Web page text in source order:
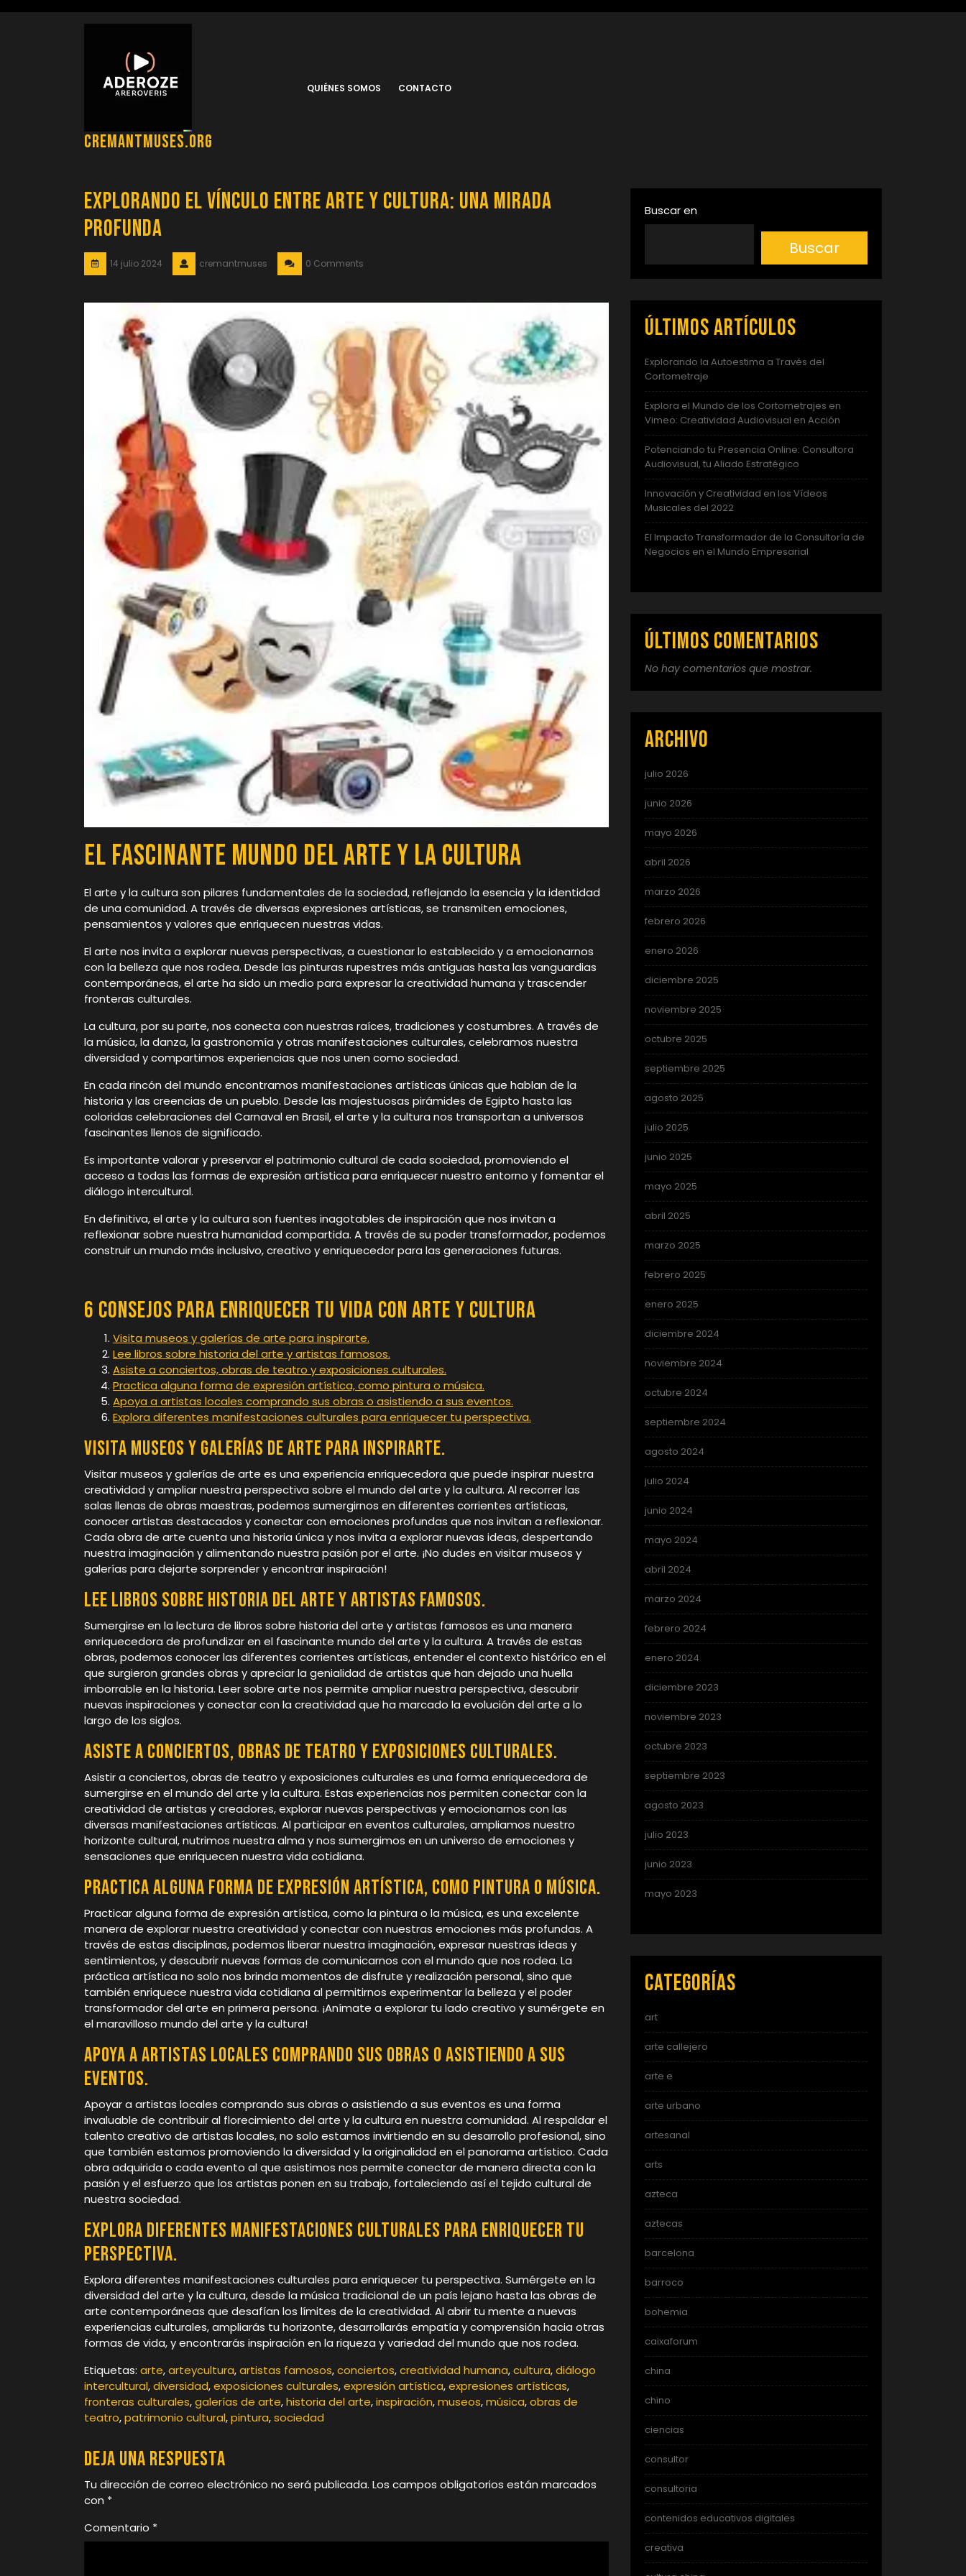
cremantmuses.org
QUIÉNES SOMOS CONTACTO
Explorando el Vínculo entre Arte y Cultura: Una Mirada
Profunda
14 julio 2024 cremantmuses 0 Comments
El Fascinante Mundo del Arte y la Cultura
El arte y la cultura son pilares fundamentales de la sociedad, reflejando la esencia y la identidad
de una comunidad. A través de diversas expresiones artísticas, se transmiten emociones,
pensamientos y valores que enriquecen nuestras vidas.
El arte nos invita a explorar nuevas perspectivas, a cuestionar lo establecido y a emocionarnos
con la belleza que nos rodea. Desde las pinturas rupestres más antiguas hasta las vanguardias
contemporáneas, el arte ha sido un medio para expresar la creatividad humana y trascender
fronteras culturales.
La cultura, por su parte, nos conecta con nuestras raíces, tradiciones y costumbres. A través de
la música, la danza, la gastronomía y otras manifestaciones culturales, celebramos nuestra
diversidad y compartimos experiencias que nos unen como sociedad.
En cada rincón del mundo encontramos manifestaciones artísticas únicas que hablan de la
historia y las creencias de un pueblo. Desde las majestuosas pirámides de Egipto hasta las
coloridas celebraciones del Carnaval en Brasil, el arte y la cultura nos transportan a universos
fascinantes llenos de significado.
Es importante valorar y preservar el patrimonio cultural de cada sociedad, promoviendo el
acceso a todas las formas de expresión artística para enriquecer nuestro entorno y fomentar el
diálogo intercultural.
En definitiva, el arte y la cultura son fuentes inagotables de inspiración que nos invitan a
reflexionar sobre nuestra humanidad compartida. A través de su poder transformador, podemos
construir un mundo más inclusivo, creativo y enriquecedor para las generaciones futuras.
6 Consejos para Enriquecer tu Vida con Arte y Cultura
Visita museos y galerías de arte para inspirarte.
Lee libros sobre historia del arte y artistas famosos.
Asiste a conciertos, obras de teatro y exposiciones culturales.
Practica alguna forma de expresión artística, como pintura o música.
Apoya a artistas locales comprando sus obras o asistiendo a sus eventos.
Explora diferentes manifestaciones culturales para enriquecer tu perspectiva.
Visita museos y galerías de arte para inspirarte.
Visitar museos y galerías de arte es una experiencia enriquecedora que puede inspirar nuestra
creatividad y ampliar nuestra perspectiva sobre el mundo del arte y la cultura. Al recorrer las
salas llenas de obras maestras, podemos sumergirnos en diferentes corrientes artísticas,
conocer artistas destacados y conectar con emociones profundas que nos invitan a reflexionar.
Cada obra de arte cuenta una historia única y nos invita a explorar nuevas ideas, despertando
nuestra imaginación y alimentando nuestra pasión por el arte. ¡No dudes en visitar museos y
galerías para dejarte sorprender y encontrar inspiración!
Lee libros sobre historia del arte y artistas famosos.
Sumergirse en la lectura de libros sobre historia del arte y artistas famosos es una manera
enriquecedora de profundizar en el fascinante mundo del arte y la cultura. A través de estas
obras, podemos conocer las diferentes corrientes artísticas, entender el contexto histórico en el
que surgieron grandes obras y apreciar la genialidad de artistas que han dejado una huella
imborrable en la historia. Leer sobre arte nos permite ampliar nuestra perspectiva, descubrir
nuevas inspiraciones y conectar con la creatividad que ha marcado la evolución del arte a lo
largo de los siglos.
Asiste a conciertos, obras de teatro y exposiciones culturales.
Asistir a conciertos, obras de teatro y exposiciones culturales es una forma enriquecedora de
sumergirse en el mundo del arte y la cultura. Estas experiencias nos permiten conectar con la
creatividad de artistas y creadores, explorar nuevas perspectivas y emocionarnos con las
diversas manifestaciones artísticas. Al participar en eventos culturales, ampliamos nuestro
horizonte cultural, nutrimos nuestra alma y nos sumergimos en un universo de emociones y
sensaciones que enriquecen nuestra vida cotidiana.
Practica alguna forma de expresión artística, como pintura o música.
Practicar alguna forma de expresión artística, como la pintura o la música, es una excelente
manera de explorar nuestra creatividad y conectar con nuestras emociones más profundas. A
través de estas disciplinas, podemos liberar nuestra imaginación, expresar nuestras ideas y
sentimientos, y descubrir nuevas formas de comunicarnos con el mundo que nos rodea. La
práctica artística no solo nos brinda momentos de disfrute y realización personal, sino que
también enriquece nuestra vida cotidiana al permitirnos experimentar la belleza y el poder
transformador del arte en primera persona. ¡Anímate a explorar tu lado creativo y sumérgete en
el maravilloso mundo del arte y la cultura!
Apoya a artistas locales comprando sus obras o asistiendo a sus
eventos.
Apoyar a artistas locales comprando sus obras o asistiendo a sus eventos es una forma
invaluable de contribuir al florecimiento del arte y la cultura en nuestra comunidad. Al respaldar el
talento creativo de artistas locales, no solo estamos invirtiendo en su desarrollo profesional, sino
que también estamos promoviendo la diversidad y la originalidad en el panorama artístico. Cada
obra adquirida o cada evento al que asistimos nos permite conectar de manera directa con la
pasión y el esfuerzo que los artistas ponen en su trabajo, fortaleciendo así el tejido cultural de
nuestra sociedad.
Explora diferentes manifestaciones culturales para enriquecer tu
perspectiva.
Explora diferentes manifestaciones culturales para enriquecer tu perspectiva. Sumérgete en la
diversidad del arte y la cultura, desde la música tradicional de un país lejano hasta las obras de
arte contemporáneas que desafían los límites de la creatividad. Al abrir tu mente a nuevas
experiencias culturales, ampliarás tu horizonte, desarrollarás empatía y comprensión hacia otras
formas de vida, y encontrarás inspiración en la riqueza y variedad del mundo que nos rodea.
Etiquetas: arte,arteycultura,artistas famosos,conciertos,creatividad humana,cultura,diálogo
intercultural,diversidad,exposiciones culturales,expresión artística,expresiones artísticas,
fronteras culturales,galerías de arte,historia del arte,inspiración,museos,música,obras de
teatro,patrimonio cultural,pintura,sociedad
Deja una respuesta
Tu dirección de correo electrónico no será publicada. Los campos obligatorios están marcados
con *
Comentario *
Buscar en
Buscar
Últimos artículos
Explorando la Autoestima a Través del
Cortometraje
Explora el Mundo de los Cortometrajes en
Vimeo: Creatividad Audiovisual en Acción
Potenciando tu Presencia Online: Consultora
Audiovisual, tu Aliado Estratégico
Innovación y Creatividad en los Vídeos
Musicales del 2022
El Impacto Transformador de la Consultoría de
Negocios en el Mundo Empresarial
Últimos comentarios
No hay comentarios que mostrar.
Archivo
julio 2026
junio 2026
mayo 2026
abril 2026
marzo 2026
febrero 2026
enero 2026
diciembre 2025
noviembre 2025
octubre 2025
septiembre 2025
agosto 2025
julio 2025
junio 2025
mayo 2025
abril 2025
marzo 2025
febrero 2025
enero 2025
diciembre 2024
noviembre 2024
octubre 2024
septiembre 2024
agosto 2024
julio 2024
junio 2024
mayo 2024
abril 2024
marzo 2024
febrero 2024
enero 2024
diciembre 2023
noviembre 2023
octubre 2023
septiembre 2023
agosto 2023
julio 2023
junio 2023
mayo 2023
Categorías
art
arte callejero
arte e
arte urbano
artesanal
arts
azteca
aztecas
barcelona
barroco
bohemia
caixaforum
china
chino
ciencias
consultor
consultoria
contenidos educativos digitales
creativa